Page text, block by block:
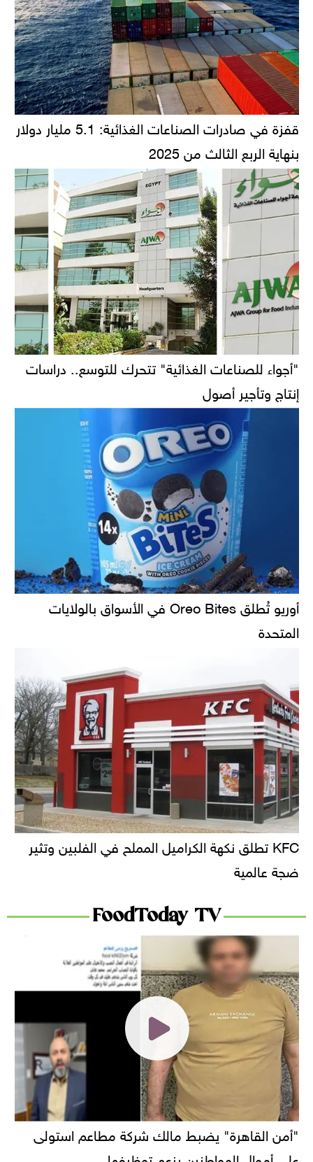
قفزة في صادرات الصناعات الغذائية: 5.1 مليار دولار
بنهاية الربع الثالث من 2025
"أجواء للصناعات الغذائية" تتحرك للتوسع.. دراسات
إنتاج وتأجير أصول
أوريو تُطلق Oreo Bites في الأسواق بالولايات
المتحدة
KFC تطلق نكهة الكراميل المملح في الفلبين وتثير
ضجة عالمية
FoodToday TV
"أمن القاهرة" يضبط مالك شركة مطاعم استولى